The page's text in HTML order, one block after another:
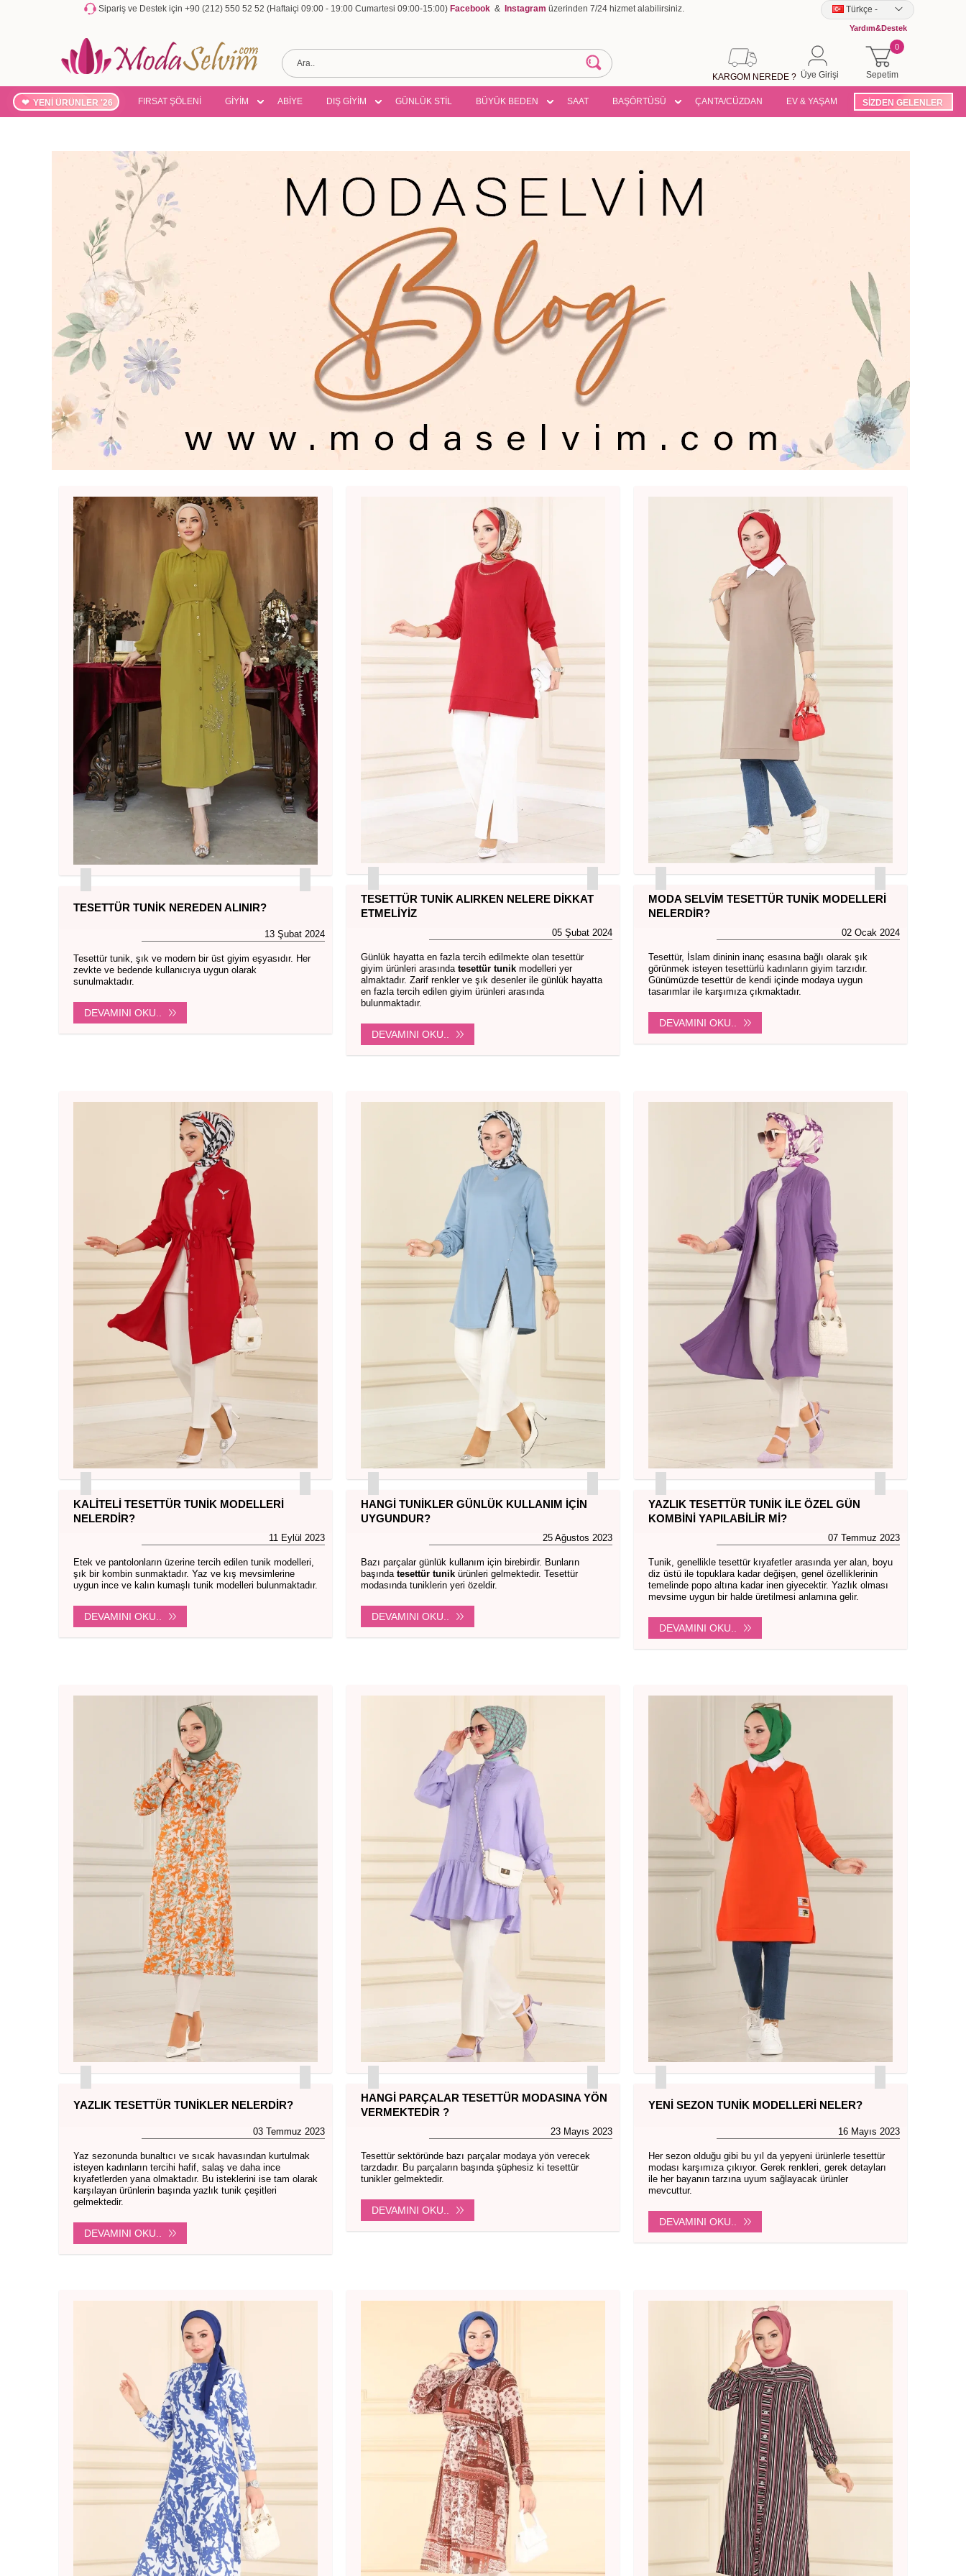
Sipariş ve Destek için +90 (212) 550 52 52 (Haftaiçi 09:00 - 19:00 Cumartesi 09:00-15:00) Facebook & Instagram üzerinden 7/24 hizmet alabilirsiniz. Türkçe -
Yardım&Destek
Sepetim
0
Üye Girişi
KARGOM NEREDE ?
YENİ ÜRÜNLER '26 FIRSAT ŞÖLENİ GİYİM ABİYE DIŞ GİYİM GÜNLÜK STİL BÜYÜK BEDEN SAAT BAŞÖRTÜSÜ ÇANTA/CÜZDAN EV & YAŞAM SİZDEN GELENLER
TESETTÜR TUNIK NEREDEN ALINIR?
13 Şubat 2024
Tesettür tunik, şık ve modern bir üst giyim eşyasıdır. Her
zevkte ve bedende kullanıcıya uygun olarak
sunulmaktadır.
DEVAMINI OKU..
TESETTÜR TUNIK ALIRKEN NELERE DIKKAT
ETMELIYIZ
05 Şubat 2024
Günlük hayatta en fazla tercih edilmekte olan tesettür
giyim ürünleri arasında tesettür tunik modelleri yer
almaktadır. Zarif renkler ve şık desenler ile günlük hayatta
en fazla tercih edilen giyim ürünleri arasında
bulunmaktadır.
DEVAMINI OKU..
MODA SELVIM TESETTÜR TUNIK MODELLERI
NELERDIR?
02 Ocak 2024
Tesettür, İslam dininin inanç esasına bağlı olarak şık
görünmek isteyen tesettürlü kadınların giyim tarzıdır.
Günümüzde tesettür de kendi içinde modaya uygun
tasarımlar ile karşımıza çıkmaktadır.
DEVAMINI OKU..
KALITELI TESETTÜR TUNIK MODELLERI
NELERDIR?
11 Eylül 2023
Etek ve pantolonların üzerine tercih edilen tunik modelleri,
şık bir kombin sunmaktadır. Yaz ve kış mevsimlerine
uygun ince ve kalın kumaşlı tunik modelleri bulunmaktadır.
DEVAMINI OKU..
HANGI TUNIKLER GÜNLÜK KULLANIM İÇIN
UYGUNDUR?
25 Ağustos 2023
Bazı parçalar günlük kullanım için birebirdir. Bunların
başında tesettür tunik ürünleri gelmektedir. Tesettür
modasında tuniklerin yeri özeldir.
DEVAMINI OKU..
YAZLIK TESETTÜR TUNIK İLE ÖZEL GÜN
KOMBINI YAPILABILIR MI?
07 Temmuz 2023
Tunik, genellikle tesettür kıyafetler arasında yer alan, boyu
diz üstü ile topuklara kadar değişen, genel özelliklerinin
temelinde popo altına kadar inen giyecektir. Yazlık olması
mevsime uygun bir halde üretilmesi anlamına gelir.
DEVAMINI OKU..
YAZLIK TESETTÜR TUNIKLER NELERDIR?
03 Temmuz 2023
Yaz sezonunda bunaltıcı ve sıcak havasından kurtulmak
isteyen kadınların tercihi hafif, salaş ve daha ince
kıyafetlerden yana olmaktadır. Bu isteklerini ise tam olarak
karşılayan ürünlerin başında yazlık tunik çeşitleri
gelmektedir.
DEVAMINI OKU..
HANGI PARÇALAR TESETTÜR MODASINA YÖN
VERMEKTEDIR ?
23 Mayıs 2023
Tesettür sektöründe bazı parçalar modaya yön verecek
tarzdadır. Bu parçaların başında şüphesiz ki tesettür
tunikler gelmektedir.
DEVAMINI OKU..
YENI SEZON TUNIK MODELLERI NELER?
16 Mayıs 2023
Her sezon olduğu gibi bu yıl da yepyeni ürünlerle tesettür
modası karşımıza çıkıyor. Gerek renkleri, gerek detayları
ile her bayanın tarzına uyum sağlayacak ürünler
mevcuttur.
DEVAMINI OKU..